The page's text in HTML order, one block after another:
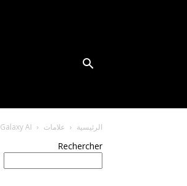
الرئيسية علامات Galaxy AI
Rechercher